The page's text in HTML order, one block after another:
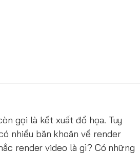
gọi là kết xuất đồ họa. Tuy
nhiều băn khoăn về render
render video là gì? Có những